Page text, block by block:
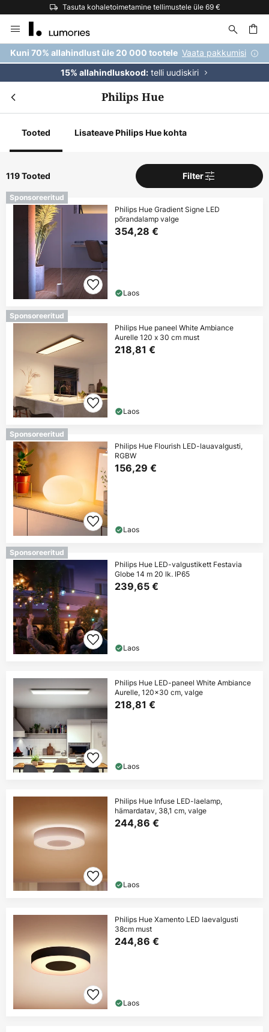
Tasuta kohaletoimetamine tellimustele üle 69 €
to
Content
Kuni 70% allahindlust üle 20 000 tootele Vaata pakkumisi
15% allahindluskood:telli uudiskiri
Philips Hue
Tooted Lisateave Philips Hue kohta
119 Tooted Filter
Sponsoreeritud
Philips Hue Gradient Signe LED
põrandalamp valge
354,28 €
Laos
Sponsoreeritud
Philips Hue paneel White Ambiance
Aurelle 120 x 30 cm must
218,81 €
Laos
Sponsoreeritud
Philips Hue Flourish LED-lauavalgusti,
RGBW
156,29 €
Laos
Sponsoreeritud
Philips Hue LED-valgustikett Festavia
Globe 14 m 20 lk. IP65
239,65 €
Laos
Philips Hue LED-paneel White Ambiance
Aurelle, 120x30 cm, valge
218,81 €
Laos
Philips Hue Infuse LED-laelamp,
hämardatav, 38,1 cm, valge
244,86 €
Laos
Philips Hue Xamento LED laevalgusti
38cm must
244,86 €
Laos